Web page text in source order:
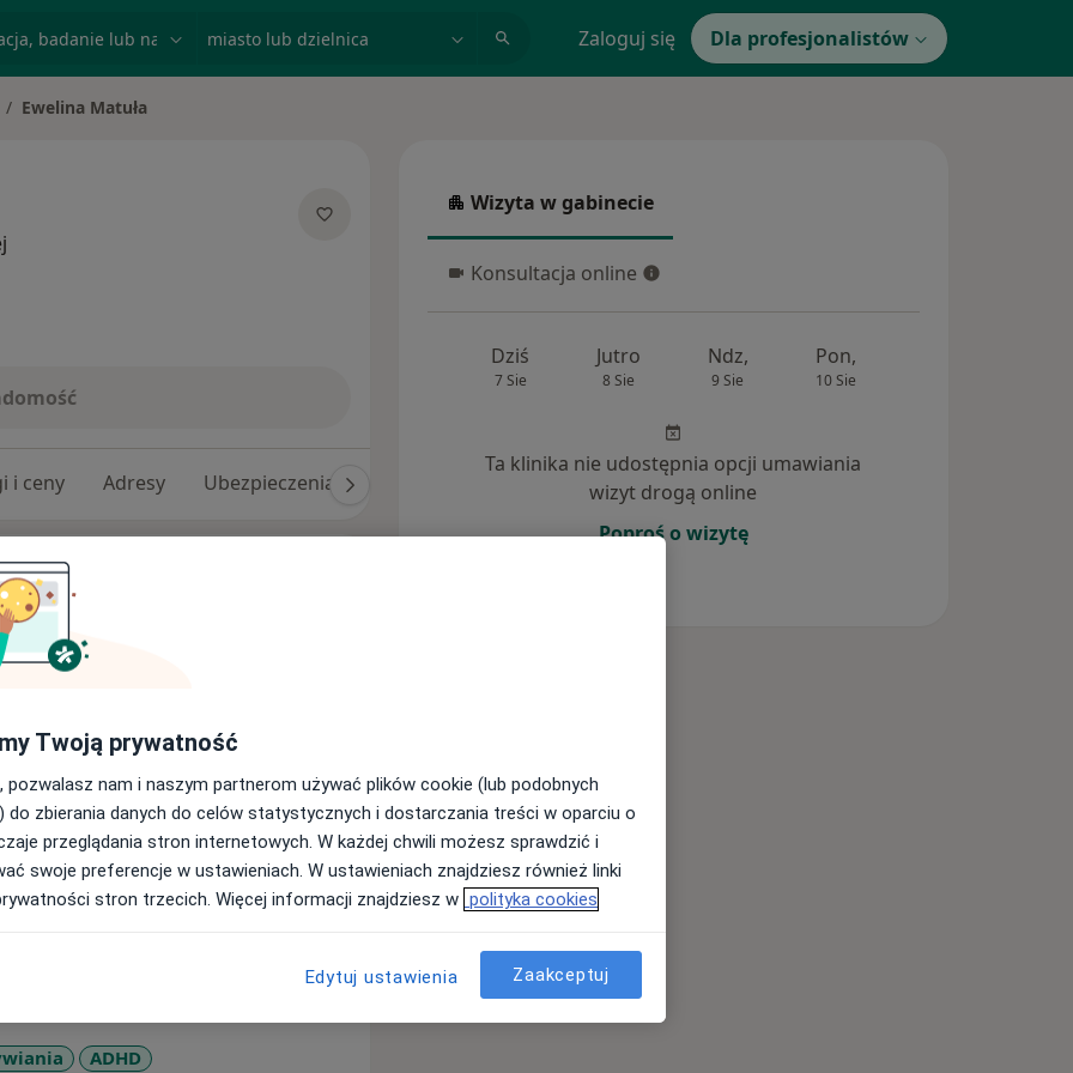
Zaloguj się Dla profesjonalistów
miasto
Ewelina Matuła
i ceny Adresy Ubezpieczenia Odpowiedzi na pytania (4)
Społecznych Uniwersytetu im.
latach studiów rozpoczęłam
Młodzieży. Następnie
w Krakowskim Centrum
pracy z dziećmi i młodzieżą
Psychoterapii Dzieci
kurs leczenia zaburzeń odżywiania u
zaburzeń odżywiania, zaburzeń
ADHD
Wizyta w gabinecie
Wizyta w gabinecie
Konsultacja online
Konsultacja online
Dziś
7 Sie
Jutro
8 Sie
Ndz,
9 Sie
Pon,
10 Sie
Ta klinika nie udostępnia opcji umawiania
wizyt drogą online
Poproś o wizytę
Twoją prywatność
pozwalasz nam i naszym partnerom używać plików cookie (lub podobnych
do zbierania danych do celów statystycznych i dostarczania treści w oparciu o
przeglądania stron internetowych. W każdej chwili możesz sprawdzić i
swoje preferencje w ustawieniach. W ustawieniach znajdziesz również linki
stron trzecich. Więcej informacji znajdziesz w polityka cookies
Edytuj ustawienia Zaakceptuj